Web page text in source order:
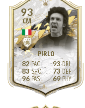
93
CM
PIRLO
82
83
96
93
73
69